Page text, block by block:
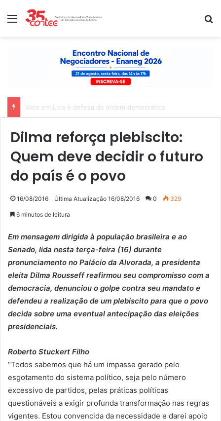
Menu
Nota de solidariedade ao povo venezuelano
Dilma reforça plebiscito:
Quem deve decidir o futuro
do país é o povo
16/08/2016 Última Atualização 16/08/2016 0 329
6 minutos de leitura
Em mensagem dirigida à população brasileira e ao
Senado, lida nesta terça-feira (16) durante
pronunciamento no Palácio da Alvorada, a presidenta
eleita Dilma Rousseff reafirmou seu compromisso com a
democracia, denunciou o golpe contra seu mandato e
defendeu a realização de um plebiscito para que o povo
decida sobre uma eventual antecipação das eleições
presidenciais.
Roberto Stuckert Filho
“Todos sabemos que há um impasse gerado pelo
esgotamento do sistema político, seja pelo número
excessivo de partidos, pelas práticas políticas
questionáveis a exigir profunda transformação nas regras
vigentes. Estou convencida da necessidade e darei apoio